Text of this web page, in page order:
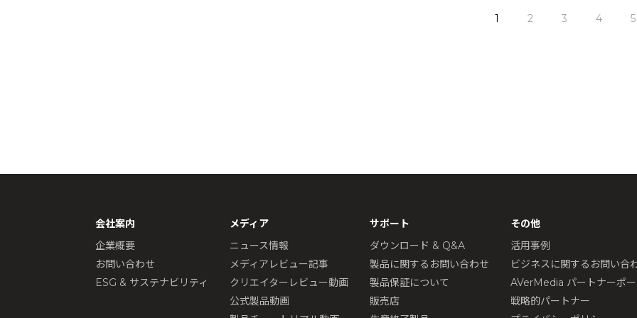
1 2 3 4 5
会社案内
企業概要
お問い合わせ
ESG & サステナビリティ
メディア
ニュース情報
メディアレビュー記事
クリエイターレビュー動画
公式製品動画
サポート
ダウンロード & Q&A
製品に関するお問い合わせ
製品保証について
販売店
その他
活用事例
ビジネスに関するお問い合
AVerMedia パートナーポ
戦略的パートナー